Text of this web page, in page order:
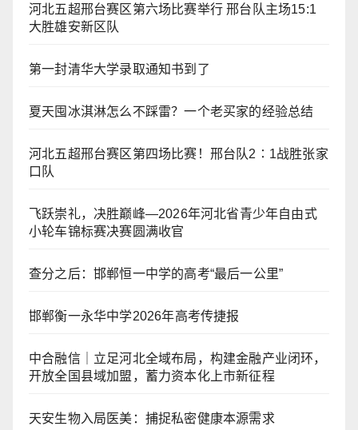
河北五超邢台赛区第六场比赛举行 邢台队主场15:1
大胜雄安新区队
第一封清华大学录取通知书到了
夏天囤冰淇淋怎么不踩雷？一个老买家的经验总结
河北五超邢台赛区第四场比赛！邢台队2∶1战胜张家
口队
飞跃崇礼，决胜巅峰—2026年河北省青少年自由式
小轮车锦标赛决赛圆满收官
查分之后：邯郸恒一中学的高考“最后一公里”
邯郸衡一永华中学2026年高考传捷报
中合融信｜立足河北全域布局，构建金融产业闭环，
开放全国县域加盟，蓄力资本化上市新征程
天安生物入局医美：捕捉私密健康本源需求